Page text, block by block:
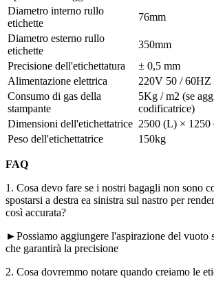
Diametro interno rullo
etichette
76mm
Diametro esterno rullo
etichette
350mm
Precisione dell'etichettatura
± 0,5 mm
Alimentazione elettrica
220V 50 /
Consumo di gas della
stampante
5Kg / m2 (se
codificatrice)
Dimensioni dell'etichettatrice 2500 (L) ×
Peso dell'etichettatrice
150kg
FAQ
1. Cosa devo fare se i nostri bagagli non sono
spostarsi a destra ea sinistra sul nastro per
così accurata?
►Possiamo aggiungere l'aspirazione del vuoto
che garantirà la precisione
2. Cosa dovremmo notare quando creiamo le